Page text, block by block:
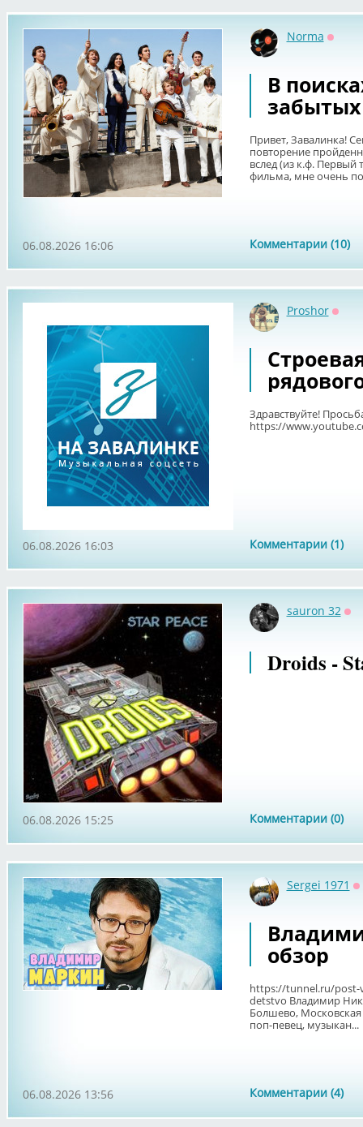
Norma
В
Привет, Завалинка!
повторение
вслед (из к.ф. Первый
фильма, мне очень
Комментарии (10)
06.08.2026 16:06
Proshor
Здравствуйте!
https://
Комментарии (1)
06.08.2026 16:03
sauron 32
Droids -
Комментарии (0)
06.08.2026 15:25
Sergei 1971
обзор
https://tunnel.ru/post-
detstvo Владимир
Болшево, Московская
поп-певец, музыкан...
Комментарии (4)
06.08.2026 13:56